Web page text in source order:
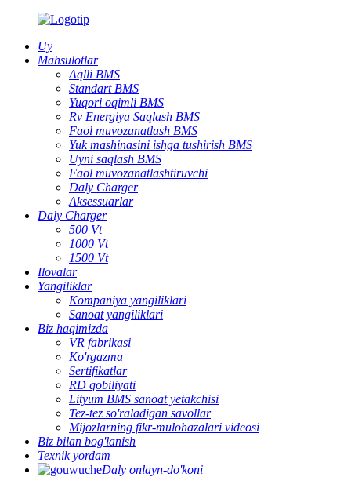
Uy
Mahsulotlar
Aqlli BMS
Standart BMS
Yuqori oqimli BMS
Rv Energiya Saqlash BMS
Faol muvozanatlash BMS
Yuk mashinasini ishga tushirish BMS
Uyni saqlash BMS
Faol muvozanatlashtiruvchi
Daly Charger
Aksessuarlar
Daly Charger
500 Vt
1000 Vt
1500 Vt
Ilovalar
Yangiliklar
Kompaniya yangiliklari
Sanoat yangiliklari
Biz haqimizda
VR fabrikasi
Ko'rgazma
Sertifikatlar
RD qobiliyati
Lityum BMS sanoat yetakchisi
Tez-tez so'raladigan savollar
Mijozlarning fikr-mulohazalari videosi
Biz bilan bog'lanish
Texnik yordam
Daly onlayn-do'koni